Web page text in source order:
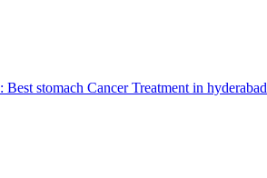
stomach Cancer Treatment in hyderabad